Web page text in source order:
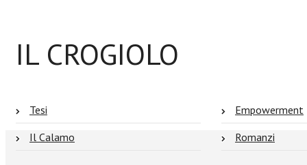
IL CROGIOLO
Tesi
Empowerment
Il Calamo
Romanzi